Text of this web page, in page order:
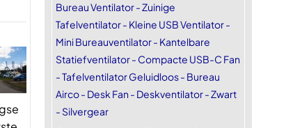
Bureau Ventilator - Zuinige
Tafelventilator - Kleine USB Ventilator -
Mini Bureauventilator - Kantelbare
Statiefventilator - Compacte USB-C Fan
- Tafelventilator Geluidloos - Bureau
Airco - Desk Fan - Deskventilator - Zwart
- Silvergear